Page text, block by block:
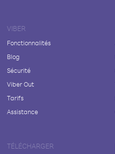
VIBER
Fonctionnalités
Blog
Sécurité
Viber Out
Tarifs
Assistance
TÉLÉCHARGER